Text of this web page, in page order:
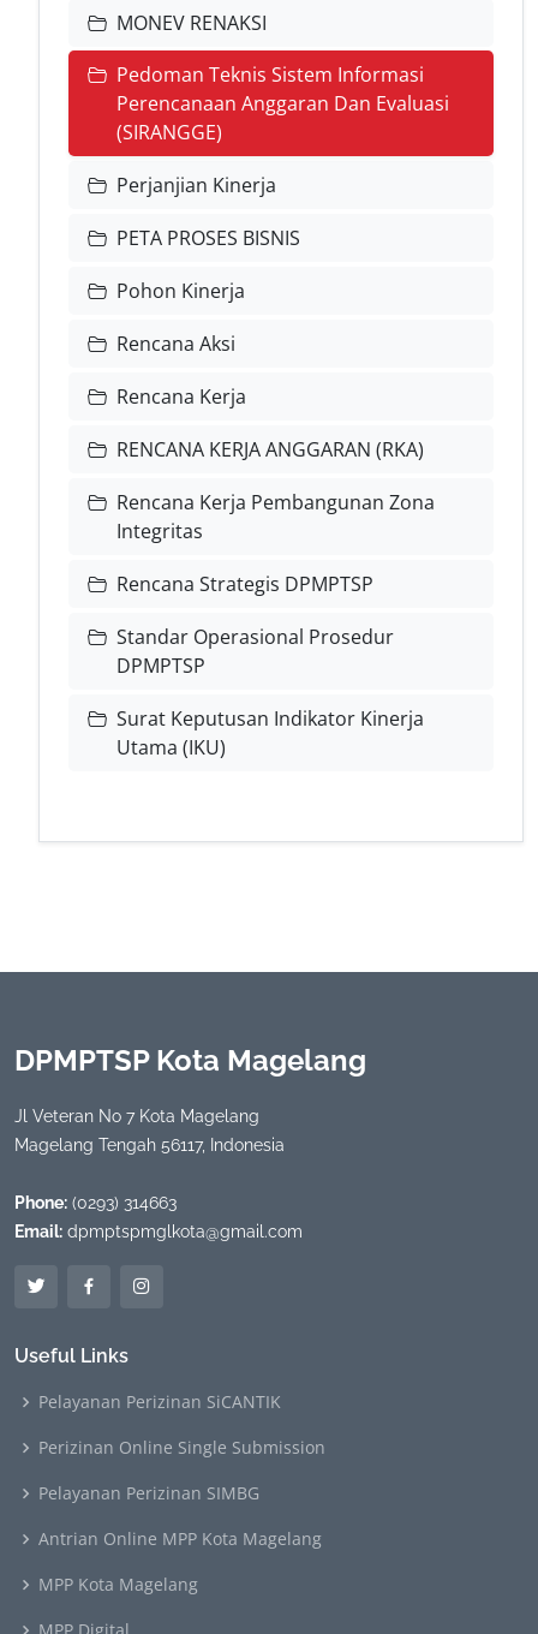
MONEV RENAKSI
Pedoman Teknis Sistem Informasi
Perencanaan Anggaran Dan Evaluasi
(SIRANGGE)
Perjanjian Kinerja
PETA PROSES BISNIS
Pohon Kinerja
Rencana Aksi
Rencana Kerja
RENCANA KERJA ANGGARAN (RKA)
Rencana Kerja Pembangunan Zona
Integritas
Rencana Strategis DPMPTSP
Standar Operasional Prosedur
DPMPTSP
Surat Keputusan Indikator Kinerja
Utama (IKU)
DPMPTSP Kota Magelang
Jl Veteran No 7 Kota Magelang
Magelang Tengah 56117, Indonesia
Phone: (0293) 314663
Email: dpmptspmglkota@gmail.com
Useful Links
Pelayanan Perizinan SiCANTIK
Perizinan Online Single Submission
Pelayanan Perizinan SIMBG
Antrian Online MPP Kota Magelang
MPP Kota Magelang